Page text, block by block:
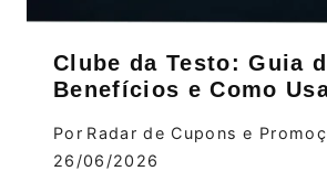
Clube da Testo: Guia
Benefícios e Como
Por Radar de Cupons e
26/06/2026